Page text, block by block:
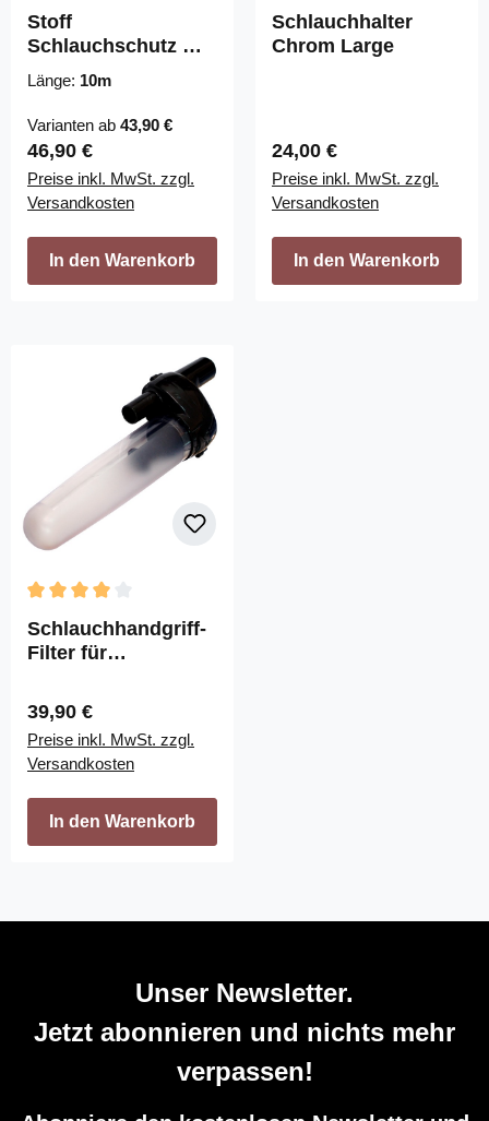
Stoff
Schlauchschutz mit
Zippverschluss
Länge: 10m
Varianten ab 43,90 €
Regulärer Preis:
46,90 €
Preise inkl. MwSt. zzgl.
Versandkosten
In den Warenkorb
Schlauchhalter
Chrom Large
Regulärer Preis:
24,00 €
Preise inkl. MwSt. zzgl.
Versandkosten
In den Warenkorb
Durchschnittliche Bewertung von 4 von 5 Sternen
Schlauchhandgriff-
Filter für
Feststoffe
Regulärer Preis:
39,90 €
Preise inkl. MwSt. zzgl.
Versandkosten
In den Warenkorb
Unser Newsletter.
Jetzt abonnieren und nichts mehr
verpassen!